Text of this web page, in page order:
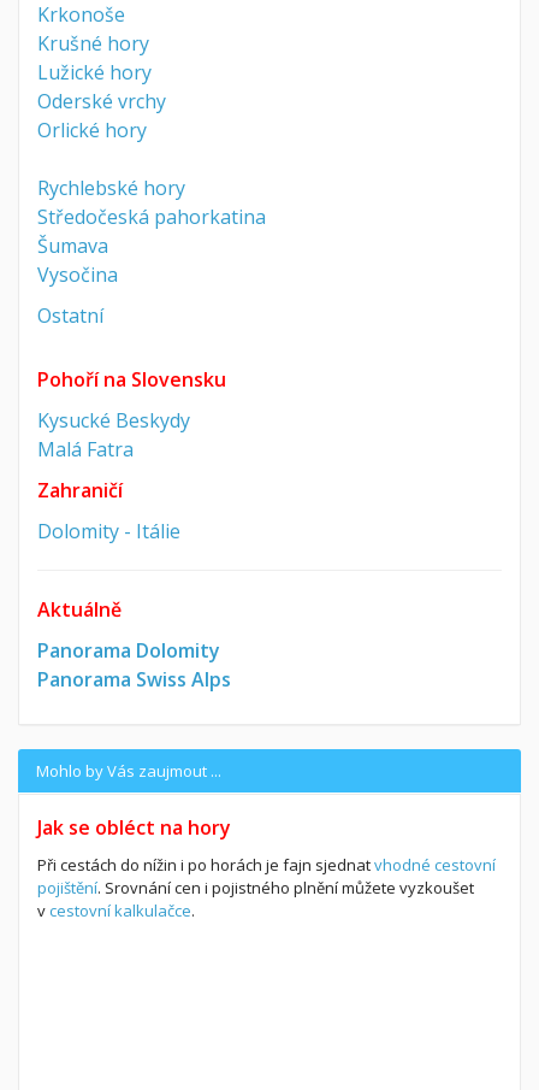
Krkonoše
Krušné hory
Lužické hory
Oderské vrchy
Orlické hory
Rychlebské hory
Středočeská pahorkatina
Šumava
Vysočina
Ostatní
Pohoří na Slovensku
Kysucké Beskydy
Malá Fatra
Zahraničí
Dolomity - Itálie
Aktuálně
Panorama Dolomity
Panorama Swiss Alps
Mohlo by Vás zaujmout ...
Jak se obléct na hory
Při cestách do nížin i po horách je fajn sjednatvhodné cestovní
pojištění. Srovnání cen i pojistného plnění můžete vyzkoušet
vcestovní kalkulačce.